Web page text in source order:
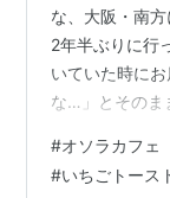
な、大阪・南
2年半ぶりに行
いていた時に
な…」とそのま
となりました
してお店のイ
#オソラカフェ
#いちごトース